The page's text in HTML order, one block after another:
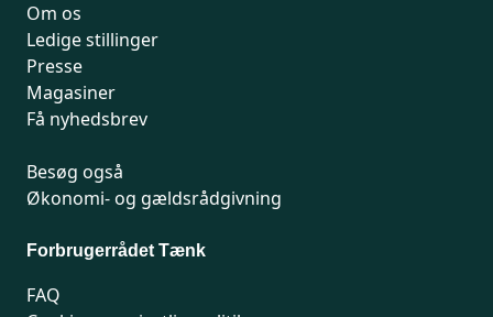
Om os
Ledige stillinger
Presse
Magasiner
Få nyhedsbrev
Besøg også
Økonomi- og gældsrådgivning
Forbrugerrådet Tænk
FAQ